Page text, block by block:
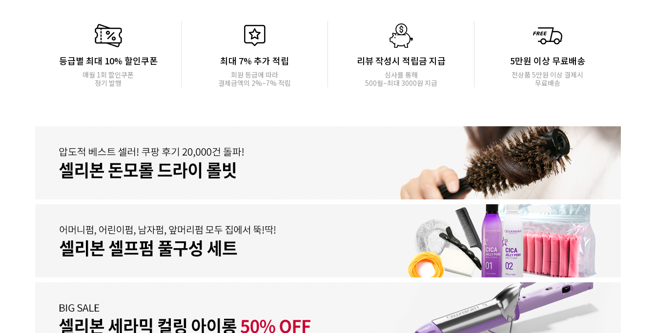
등급별 최대 10% 할인쿠폰
매월 1회 할인쿠폰
정기 발행
최대 7% 추가 적립
회원 등급에 따라
결제금액의 2%~7% 적립
리뷰 작성시 적립금 지급
심사를 통해
500월~최대 3000원 지급
5만원 이상 무료배송
전상품 5만원 이상 결제시
무료배송